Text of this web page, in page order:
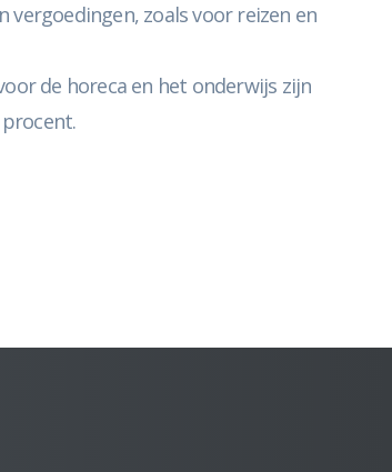
vergoedingen, zoals voor reizen en
de horeca en het onderwijs zijn